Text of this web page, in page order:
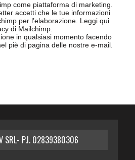
come piattaforma di marketing.
accetti che le tue informazioni
per l’elaborazione. Leggi qui
di Mailchimp.
in qualsiasi momento facendo
piè di pagina delle nostre e-mail.
SRL- P.I. 02839380306